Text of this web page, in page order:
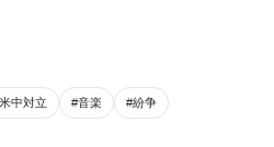
中対立 #音楽 #紛争